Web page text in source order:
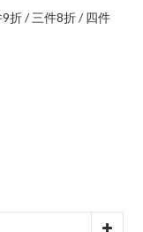
/ 三件8折 / 四件